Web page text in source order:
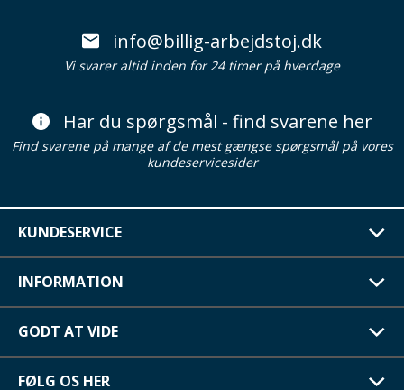
info@billig-arbejdstoj.dk
Vi svarer altid inden for 24 timer på hverdage
Har du spørgsmål - find svarene her
Find svarene på mange af de mest gængse spørgsmål på vores
kundeservicesider
KUNDESERVICE
INFORMATION
GODT AT VIDE
FØLG OS HER